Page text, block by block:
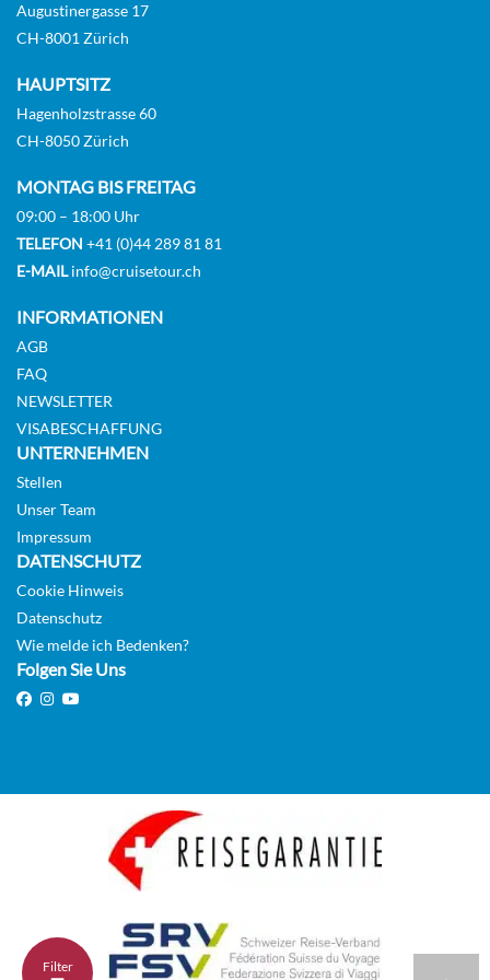
Ober Deck
Aussenkabine
2-bed deluxe, main deck-[F]
Haupt Deck
Aussenkabine
Filter
Augustinergasse 17
CH-8001 Zürich
HAUPTSITZ
Hagenholzstrasse 60
CH-8050 Zürich
MONTAG BIS FREITAG
09:00 – 18:00 Uhr
TELEFON +41 (0)44 289 81 81
E-MAILinfo@cruisetour.ch
INFORMATIONEN
AGB
FAQ
NEWSLETTER
VISABESCHAFFUNG
UNTERNEHMEN
Stellen
Unser Team
Impressum
DATENSCHUTZ
Cookie Hinweis
Datenschutz
Wie melde ich Bedenken?
Folgen Sie Uns